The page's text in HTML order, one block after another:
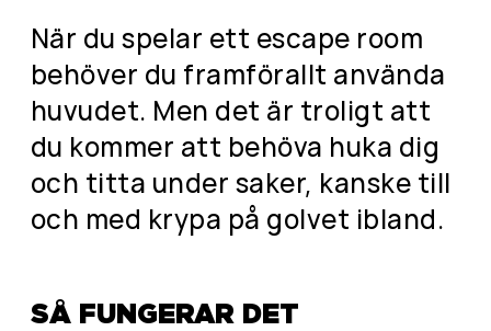
När du spelar ett escape room
behöver du framförallt använda
huvudet. Men det är troligt att
du kommer att behöva huka dig
och titta under saker, kanske till
och med krypa på golvet ibland.
SÅ FUNGERAR DET